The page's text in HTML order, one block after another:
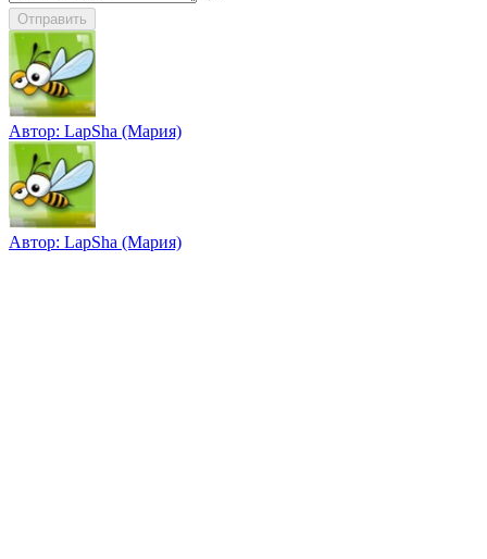
Отправить
Автор: LapSha (Мария)
Автор: LapSha (Мария)